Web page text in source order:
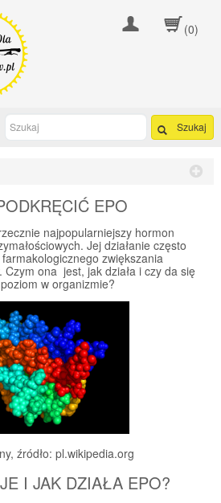
(0)
Szukaj
EPO
najpopularniejszy hormon
Jej działanie często
zwiększania
Czym ona jest, jak działa i czy da się
w organizmie?
źródło: pl.wikipedia.org
I JAK DZIAŁA EPO?